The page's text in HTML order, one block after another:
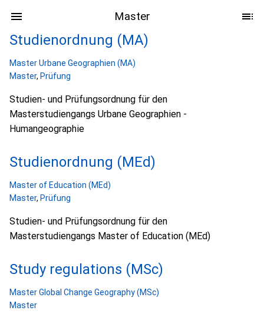
Master
Studienordnung (MA)
Master Urbane Geographien (MA)
Master, Prüfung
Studien- und Prüfungsordnung für den
Masterstudiengangs Urbane Geographien -
Humangeographie
Studienordnung (MEd)
Master of Education (MEd)
Master, Prüfung
Studien- und Prüfungsordnung für den
Masterstudiengangs Master of Education (MEd)
Study regulations (MSc)
Master Global Change Geography (MSc)
Master